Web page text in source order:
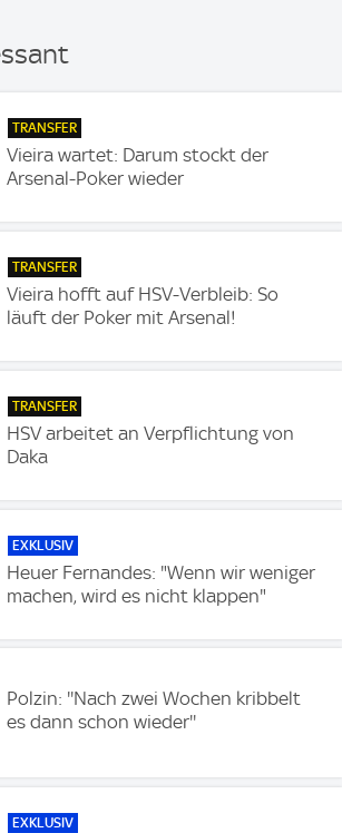
TRANSFER
Vieira wartet: Darum stockt der
Arsenal-Poker wieder
TRANSFER
Vieira hofft auf HSV-Verbleib: So
läuft der Poker mit Arsenal!
TRANSFER
HSV arbeitet an Verpflichtung von
Daka
EXKLUSIV
Heuer Fernandes: "Wenn wir weniger
machen, wird es nicht klappen"
Polzin: ''Nach zwei Wochen kribbelt
es dann schon wieder''
EXKLUSIV